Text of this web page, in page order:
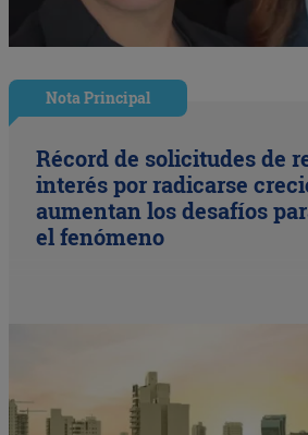
Nota Principal
Récord de solicitudes de
interés por radicarse
aumentan los desafíos
el fenómeno